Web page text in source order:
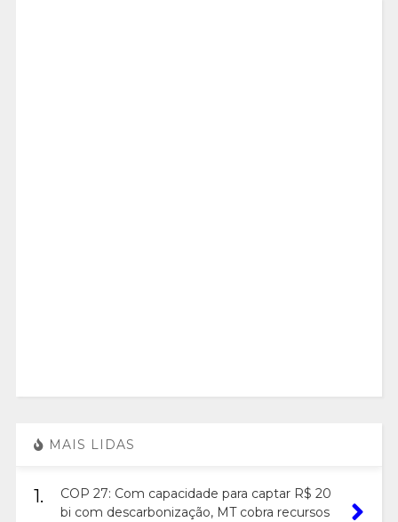
MAIS LIDAS
1.
COP 27: Com capacidade para captar R$ 20
bi com descarbonização, MT cobra recursos